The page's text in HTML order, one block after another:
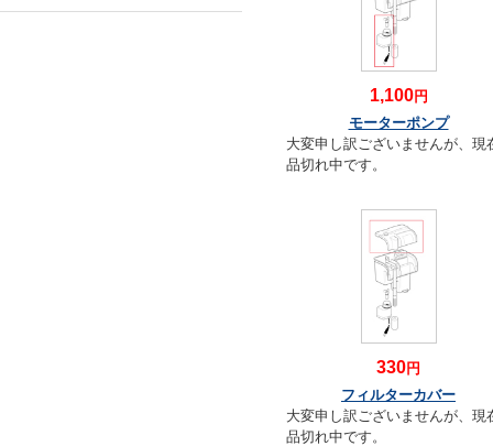
1,100円
モーターポンプ
大変申し訳ございませんが、現
品切れ中です。
330円
フィルターカバー
大変申し訳ございませんが、現
品切れ中です。